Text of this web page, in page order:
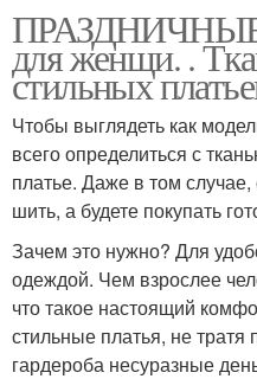
для женщи. .
стильных
Чтобы выглядеть как
всего определиться с
платье. Даже в том
шить, а будете покупать
Зачем это нужно? Для
одеждой. Чем взрослее
что такое настоящий
стильные платья, не
гардероба несуразные